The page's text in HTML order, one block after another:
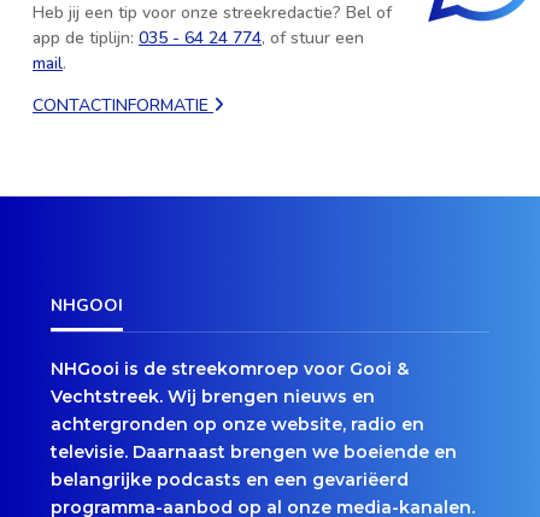
Heb jij een tip voor onze streekredactie? Bel of
app de tiplijn: 035 - 64 24 774, of stuur een
mail.
CONTACTINFORMATIE
NHGOOI
NHGooi is de streekomroep voor Gooi &
Vechtstreek. Wij brengen nieuws en
achtergronden op onze website, radio en
televisie. Daarnaast brengen we boeiende en
belangrijke podcasts en een gevariëerd
programma-aanbod op al onze media-kanalen.